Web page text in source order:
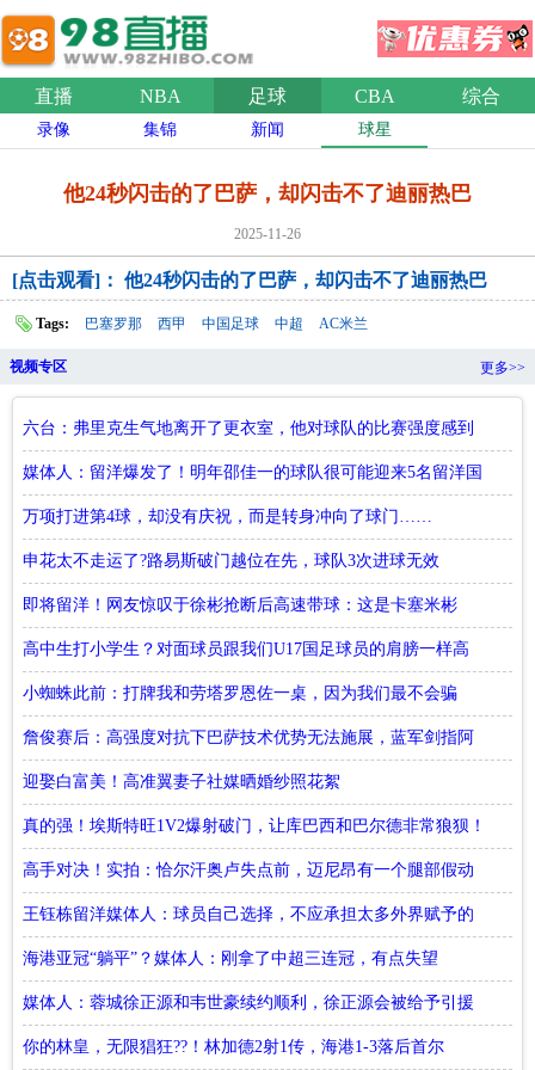
直播 NBA 足球 CBA 综合
录像 集锦 新闻 球星
他24秒闪击的了巴萨，却闪击不了迪丽热巴
2025-11-26
[点击观看]： 他24秒闪击的了巴萨，却闪击不了迪丽热巴
Tags: 巴塞罗那 西甲 中国足球 中超 AC米兰
视频专区 更多>>
六台：弗里克生气地离开了更衣室，他对球队的比赛强度感到
愤怒
媒体人：留洋爆发了！明年邵佳一的球队很可能迎来5名留洋国
脚
万项打进第4球，却没有庆祝，而是转身冲向了球门……
申花太不走运了?路易斯破门越位在先，球队3次进球无效
即将留洋！网友惊叹于徐彬抢断后高速带球：这是卡塞米彬
吗？
高中生打小学生？对面球员跟我们U17国足球员的肩膀一样高
小蜘蛛此前：打牌我和劳塔罗恩佐一桌，因为我们最不会骗
人！
詹俊赛后：高强度对抗下巴萨技术优势无法施展，蓝军剑指阿
森纳！
迎娶白富美！高准翼妻子社媒晒婚纱照花絮
真的强！埃斯特旺1V2爆射破门，让库巴西和巴尔德非常狼狈！
高手对决！实拍：恰尔汗奥卢失点前，迈尼昂有一个腿部假动
作
王钰栋留洋媒体人：球员自己选择，不应承担太多外界赋予的
意义
海港亚冠“躺平”？媒体人：刚拿了中超三连冠，有点失望
媒体人：蓉城徐正源和韦世豪续约顺利，徐正源会被给予引援
话语权
你的林皇，无限猖狂??！林加德2射1传，海港1-3落后首尔